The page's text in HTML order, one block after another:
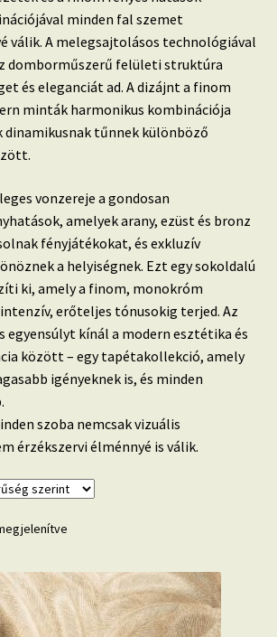
minden fal szemet
válik. A melegsajtolásos technológiával
domborműszerű felületi struktúra
és eleganciát ad. A dizájnt a finom
minták harmonikus kombinációja
dinamikusnak tűnnek különböző
vonzereje a gondosan
amelyek arany, ezüst és bronz
fényjátékokat, és exkluzív
a helyiségnek. Ezt egy sokoldalú
ki, amely a finom, monokróm
erőteljes tónusokig terjed. Az
egyensúlyt kínál a modern esztétika és
között – egy tapétakollekció, amely
igényeknek is, és minden
szoba nemcsak vizuális
érzékszervi élménnyé is válik.
Sorted